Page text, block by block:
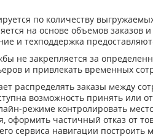
по количеству
на основе объемов заказов
и техподдержка
не закрепляется за
и привлекать временных
распределять заказы между
возможность принять или
режиме контролировать
частичный отказ от
сервиса навигации построить